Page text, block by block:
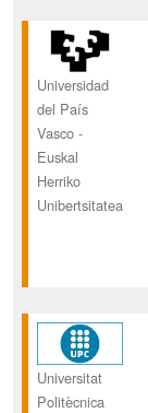
Universidad
del País
Vasco -
Euskal
Herriko
Unibertsitatea
Universitat
Politècnica